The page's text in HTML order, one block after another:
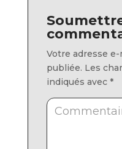
Votre adresse
publiée. Les
indiqués avec *